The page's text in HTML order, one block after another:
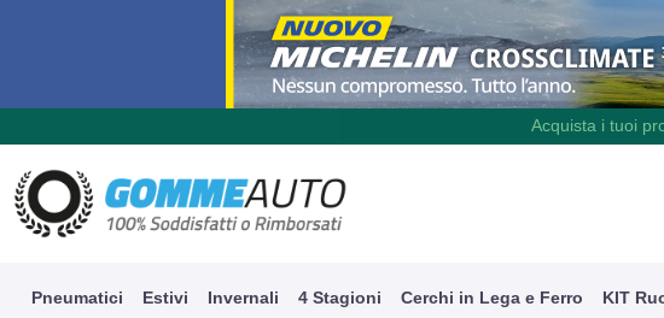
Acquista i tuoi
Pneumatici Estivi Invernali 4 Stagioni Cerchi in Lega e Ferro KIT